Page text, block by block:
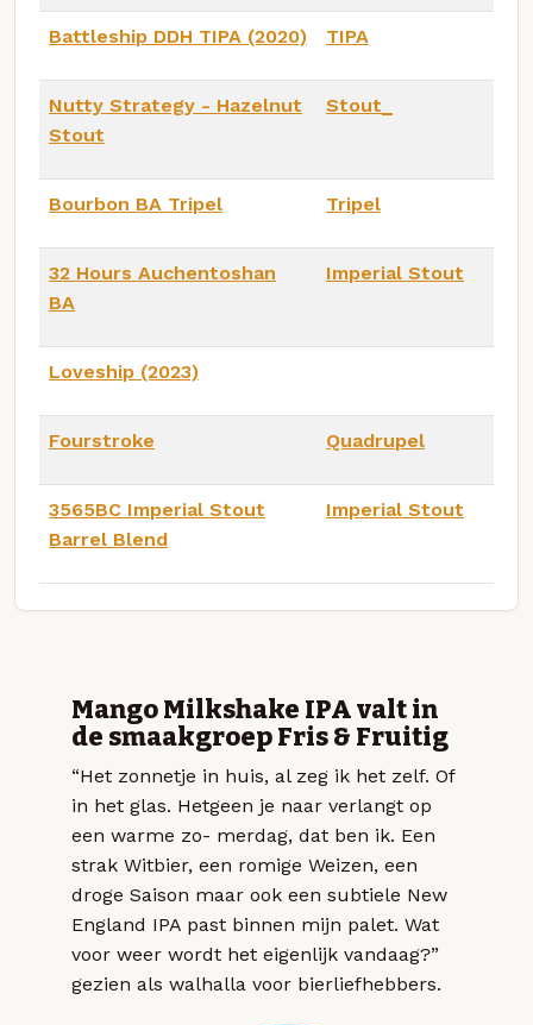
Battleship DDH TIPA (2020) TIPA
Nutty Strategy - Hazelnut
Stout
Stout_
Bourbon BA Tripel Tripel
32 Hours Auchentoshan
BA
Imperial Stout
Loveship (2023)
Fourstroke Quadrupel
3565BC Imperial Stout
Barrel Blend
Imperial Stout
Mango Milkshake IPA valt in
de smaakgroep Fris & Fruitig
“Het zonnetje in huis, al zeg ik het zelf. Of
in het glas. Hetgeen je naar verlangt op
een warme zo- merdag, dat ben ik. Een
strak Witbier, een romige Weizen, een
droge Saison maar ook een subtiele New
England IPA past binnen mijn palet. Wat
voor weer wordt het eigenlijk vandaag?”
gezien als walhalla voor bierliefhebbers.